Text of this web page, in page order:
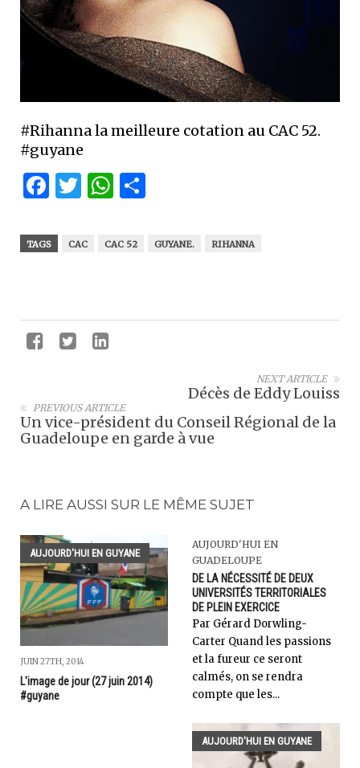
#Rihanna la meilleure cotation au CAC 52.
#guyane
Facebook
Twitter
WhatsApp
TAGS CAC CAC 52 GUYANE. RIHANNA
NEXT ARTICLE
Décès de Eddy Louiss
PREVIOUS ARTICLE
Un vice-président du Conseil Régional de la
Guadeloupe en garde à vue
A LIRE AUSSI SUR LE MÊME SUJET
AUJOURD'HUI EN GUYANE
JUIN 27TH, 2014
L'image de jour (27 juin 2014)
#guyane
AUJOURD'HUI EN
GUADELOUPE
DE LA NÉCESSITÉ DE DEUX
UNIVERSITÉS TERRITORIALES
DE PLEIN EXERCICE
Par Gérard Dorwling-
Carter Quand les passions
et la fureur ce seront
calmés, on se rendra
compte que les...
AUJOURD'HUI EN GUYANE